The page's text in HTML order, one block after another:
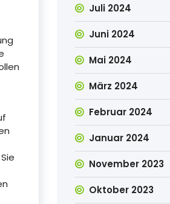
Juli 2024
Juni 2024
Mai 2024
März 2024
Februar 2024
Januar 2024
November 2023
Oktober 2023